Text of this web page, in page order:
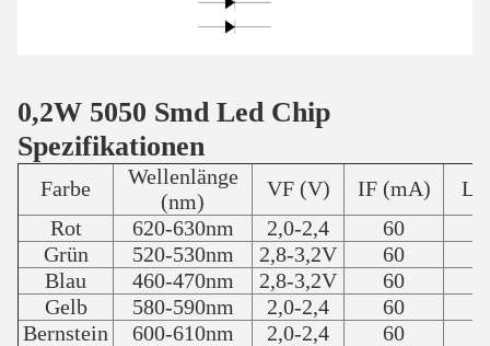
0,2W 5050 Smd Led Chip
Spezifikationen
Farbe
Wellenlänge
(nm)
VF (V) IF (mA)
Rot
620-630nm 2,0-2,4
60
Grün
520-530nm 2,8-3,2V 60
Blau
460-470nm 2,8-3,2V
60
Gelb
580-590nm 2,0-2,4
60
Bernstein
600-610nm 2,0-2,4 60